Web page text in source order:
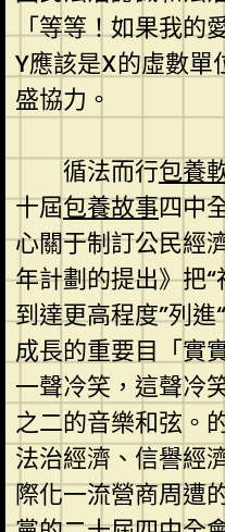
「等等！如果我的
Y應該是X的虛數單
盛協力。
循法而行包養
十屆包養故事四中
心關于制訂公民經
年計劃的提出》把
到達更高程度”列
成長的重要目「實
一聲冷笑，這聲冷
之二的音樂和弦。
法治經濟、信譽經
際化一流營商周遭